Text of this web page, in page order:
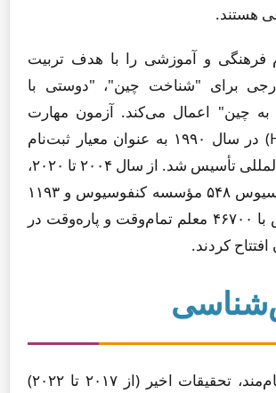
هستند.
و آموزشی را با هدف تربیت
برای "شناخت چین"، "دوستی با
چین" اعمال می‌کند. آزمون مهارت
زبان چینی (HSK) در سال ۱۹۹۰ به عنوان معیار ثبت‌نام
دانشجویان بین‌المللی تأسیس شد. از سال ۲۰۰۴ تا ۲۰۲۰،
مؤسسات کنفوسیوس ۵۴۸ مؤسسه کنفوسیوس و ۱۱۹۳
مرکز در مدارس با ۴۶۷۰۰ معلم تمام‌وقت و پاره‌وقت در
این بررسی نظام‌مند، تحقیقات اخیر (از ۲۰۱۷ تا ۲۰۲۲)